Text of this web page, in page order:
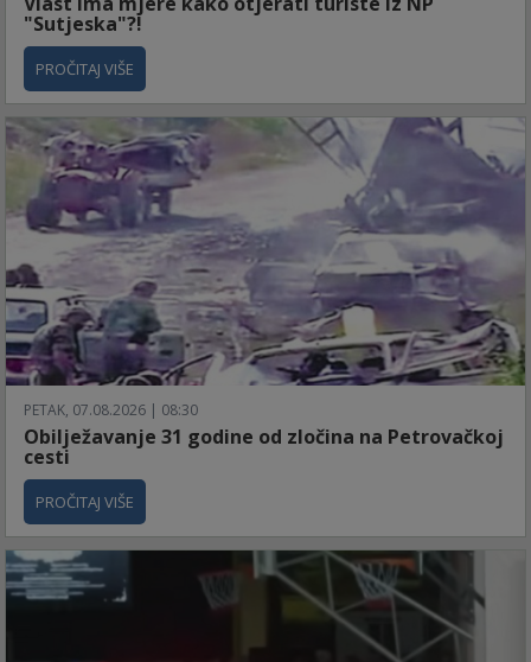
"Sutjeska"?!
PROČITAJ VIŠE
PETAK, 07.08.2026 | 08:30
Obilježavanje 31 godine od zločina na Petrovačkoj
cesti
PROČITAJ VIŠE